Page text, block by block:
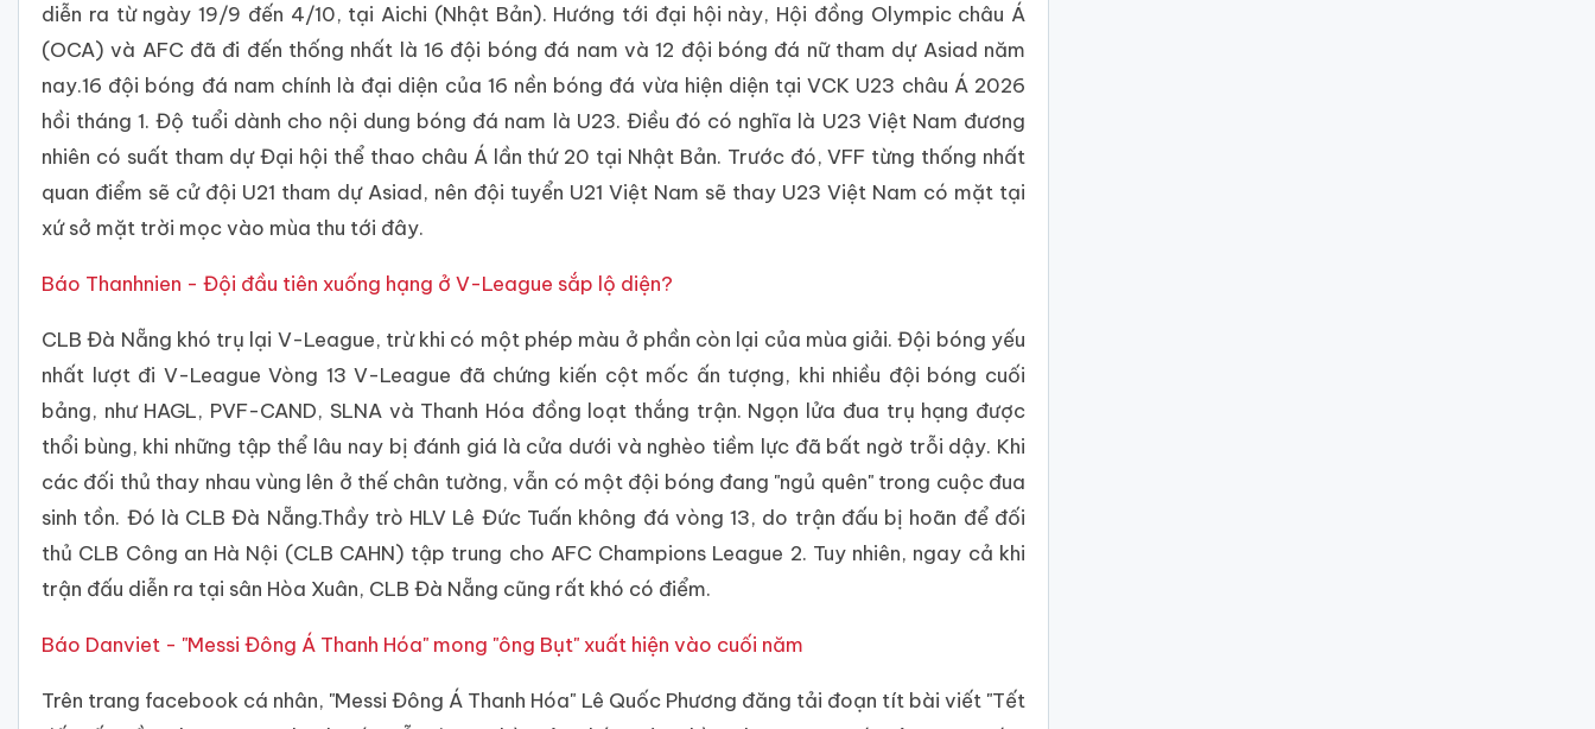
diễn ra từ ngày 19/9 đến 4/10, tại Aichi (Nhật Bản). Hướng tới đại hội này, Hội đồng Olympic châu Á
(OCA) và AFC đã đi đến thống nhất là 16 đội bóng đá nam và 12 đội bóng đá nữ tham dự Asiad năm
nay.16 đội bóng đá nam chính là đại diện của 16 nền bóng đá vừa hiện diện tại VCK U23 châu Á 2026
hồi tháng 1. Độ tuổi dành cho nội dung bóng đá nam là U23. Điều đó có nghĩa là U23 Việt Nam đương
nhiên có suất tham dự Đại hội thể thao châu Á lần thứ 20 tại Nhật Bản. Trước đó, VFF từng thống nhất
quan điểm sẽ cử đội U21 tham dự Asiad, nên đội tuyển U21 Việt Nam sẽ thay U23 Việt Nam có mặt tại
xứ sở mặt trời mọc vào mùa thu tới đây.
Báo Thanhnien - Đội đầu tiên xuống hạng ở V-League sắp lộ diện?
CLB Đà Nẵng khó trụ lại V-League, trừ khi có một phép màu ở phần còn lại của mùa giải. Đội bóng yếu
nhất lượt đi V-League Vòng 13 V-League đã chứng kiến cột mốc ấn tượng, khi nhiều đội bóng cuối
bảng, như HAGL, PVF-CAND, SLNA và Thanh Hóa đồng loạt thắng trận. Ngọn lửa đua trụ hạng được
thổi bùng, khi những tập thể lâu nay bị đánh giá là cửa dưới và nghèo tiềm lực đã bất ngờ trỗi dậy. Khi
các đối thủ thay nhau vùng lên ở thế chân tường, vẫn có một đội bóng đang "ngủ quên" trong cuộc đua
sinh tồn. Đó là CLB Đà Nẵng.Thầy trò HLV Lê Đức Tuấn không đá vòng 13, do trận đấu bị hoãn để đối
thủ CLB Công an Hà Nội (CLB CAHN) tập trung cho AFC Champions League 2. Tuy nhiên, ngay cả khi
trận đấu diễn ra tại sân Hòa Xuân, CLB Đà Nẵng cũng rất khó có điểm.
Báo Danviet - "Messi Đông Á Thanh Hóa" mong "ông Bụt" xuất hiện vào cuối năm
Trên trang facebook cá nhân, "Messi Đông Á Thanh Hóa" Lê Quốc Phương đăng tải đoạn tít bài viết "Tết